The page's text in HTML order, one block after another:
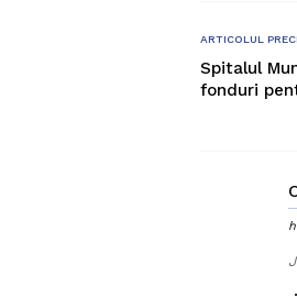
ARTICOLUL
Spitalul
fonduri